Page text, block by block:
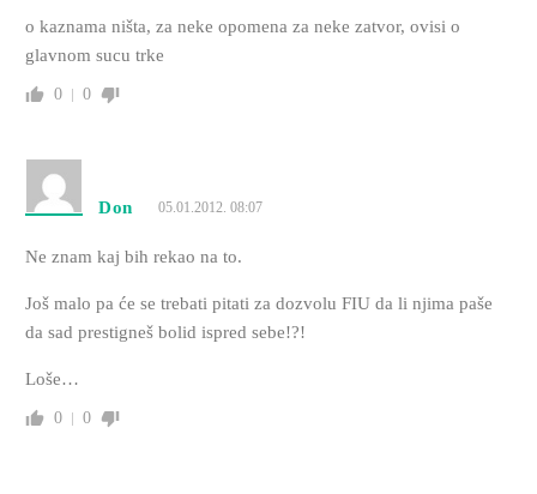
o kaznama ništa, za neke opomena za neke zatvor, ovisi o
glavnom sucu trke
0 0
Don 05.01.2012. 08:07
Ne znam kaj bih rekao na to.
Još malo pa će se trebati pitati za dozvolu FIU da li njima paše
da sad prestigneš bolid ispred sebe!?!
Loše…
0 0